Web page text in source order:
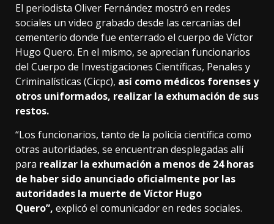
El periodista Oliver Fernández mostró en redes
sociales un video grabado desde las cercanías del
cementerio donde fue enterrado el cuerpo de Víctor
Hugo Quero. En el mismo, se aprecian funcionarios
del Cuerpo de Investigaciones Científicas, Penales y
Criminalísticas (Cicpc), así como médicos forenses y
otros uniformados, realizar la exhumación de sus
restos.
“Los funcionarios, tanto de la policía científica como
otras autoridades, se encuentran desplegadas allí
para realizar la exhumación a menos de 24 horas
de haber sido anunciado oficialmente por las
autoridades la muerte de Víctor Hugo
Quero”, explicó el comunicador en redes sociales.